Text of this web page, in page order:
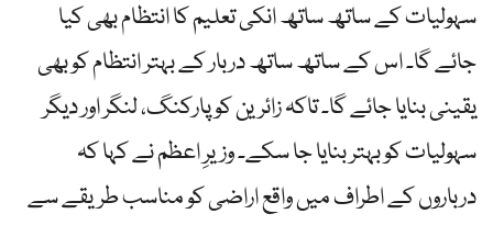
سہولیات کے ساتھ ساتھ انکی تعلیم کا انتظام بھی کیا
جائے گا۔ اس کے ساتھ ساتھ دربار کے بہتر انتظام کو بھی
یقینی بنایا جائے گا۔ تاکہ زائرین کو پارکنگ، لنگر اور دیگر
سہولیات کو بہتر بنایا جا سکے۔ وزیرِ اعظم نے کہا کہ
درباروں کے اطراف میں واقع اراضی کو مناسب طریقے سے